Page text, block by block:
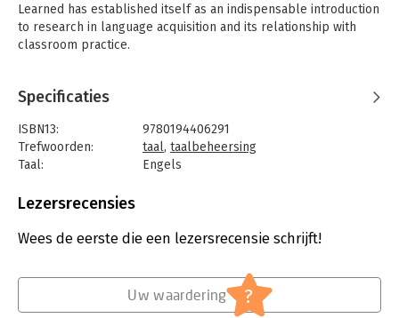
Learned has established itself as an indispensable introduction
to research in language acquisition and its relationship with
classroom practice.
Specificaties
ISBN13:
9780194406291
Trefwoorden:
taal, taalbeheersing
Taal:
Engels
Aantal pagina's:
Druk:
5
Woordenboeken en taal
Lezersrecensies
Wees de eerste die een lezersrecensie schrijft!
Uw waardering ?